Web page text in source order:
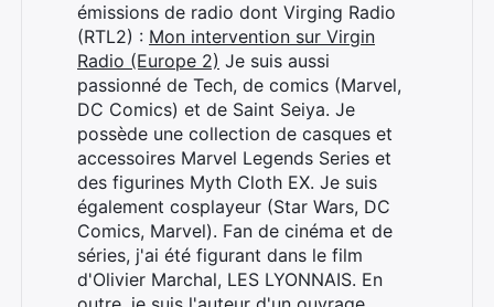
émissions de radio dont Virging Radio
(RTL2) : Mon intervention sur Virgin
Radio (Europe 2) Je suis aussi
passionné de Tech, de comics (Marvel,
DC Comics) et de Saint Seiya. Je
possède une collection de casques et
accessoires Marvel Legends Series et
des figurines Myth Cloth EX. Je suis
également cosplayeur (Star Wars, DC
Comics, Marvel). Fan de cinéma et de
séries, j'ai été figurant dans le film
d'Olivier Marchal, LES LYONNAIS. En